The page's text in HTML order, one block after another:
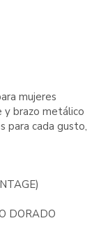
mujeres
y brazo metálico
para cada gusto,
DORADO